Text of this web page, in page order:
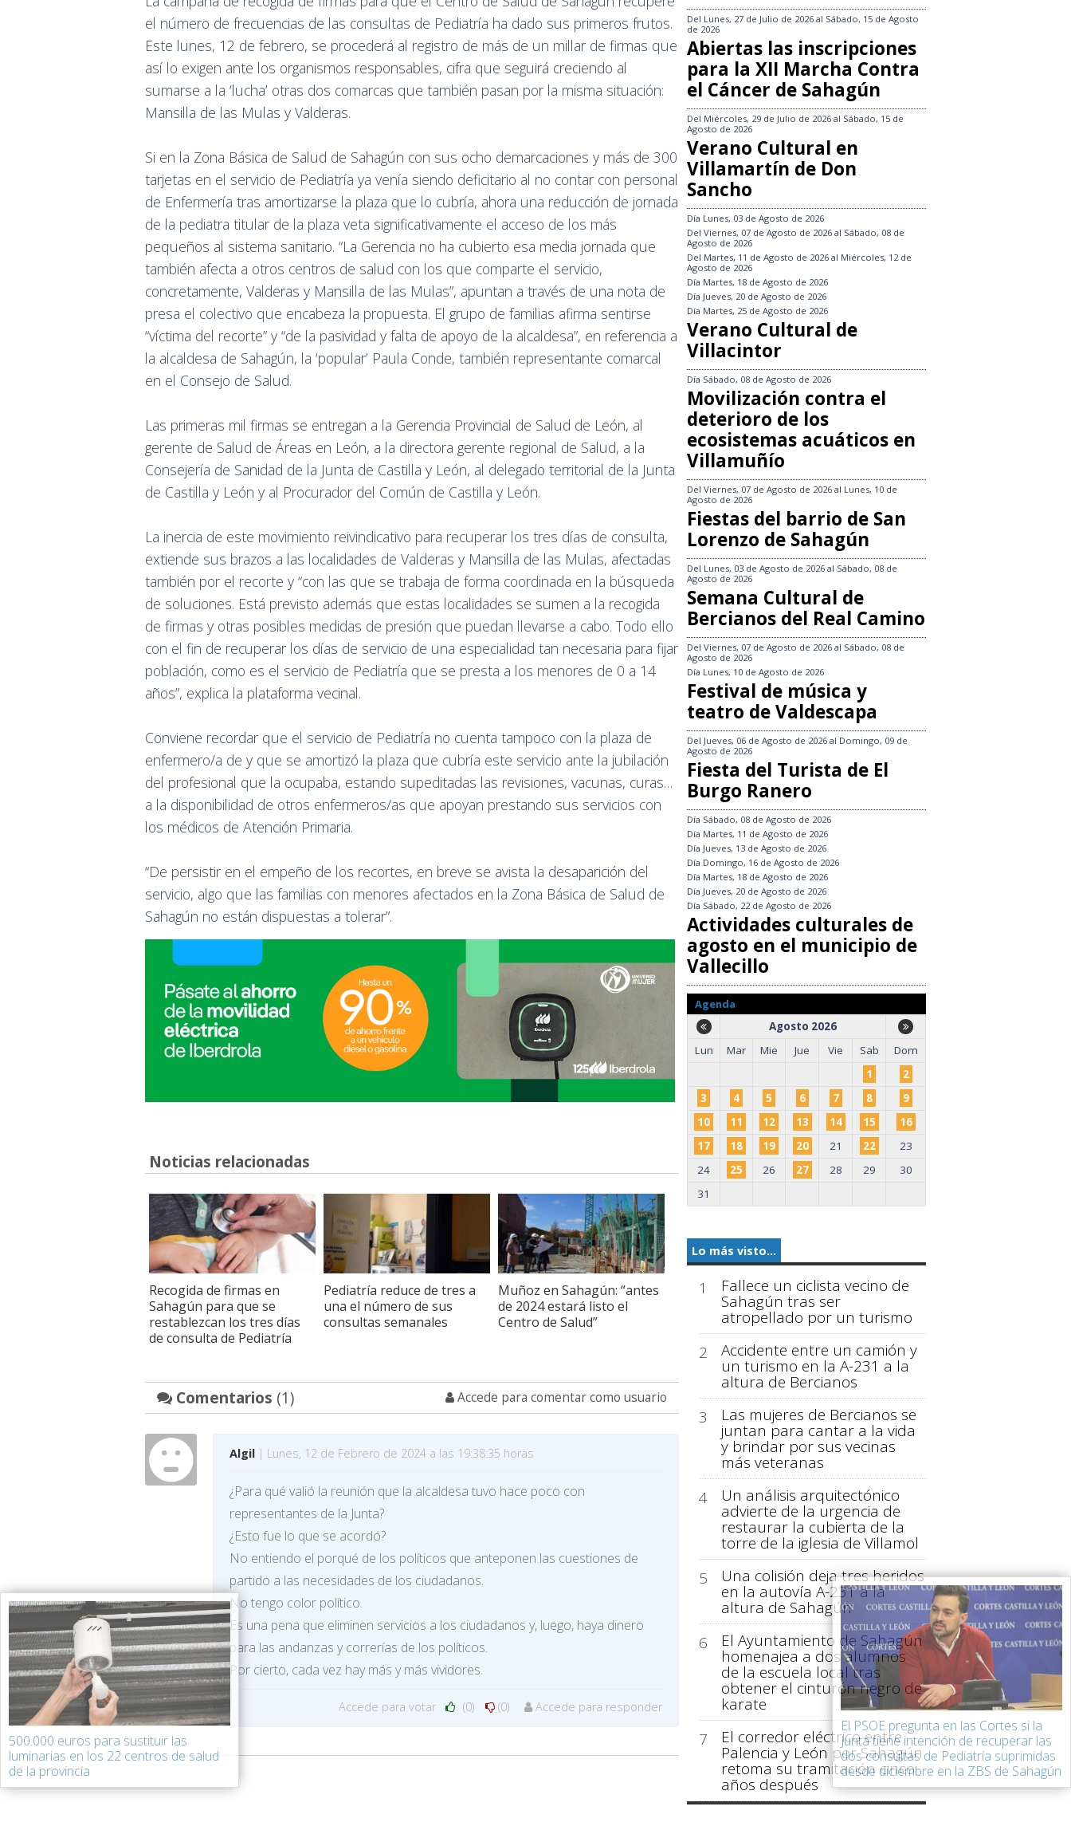
el número de frecuencias de las consultas de Pediatría ha dado sus primeros frutos.
Este lunes, 12 de febrero, se procederá al registro de más de un millar de firmas que
así lo exigen ante los organismos responsables, cifra que seguirá creciendo al
sumarse a la ‘lucha’ otras dos comarcas que también pasan por la misma situación:
Mansilla de las Mulas y Valderas.
Si en la Zona Básica de Salud de Sahagún con sus ocho demarcaciones y más de 300
tarjetas en el servicio de Pediatría ya venía siendo deficitario al no contar con personal
de Enfermería tras amortizarse la plaza que lo cubría, ahora una reducción de jornada
de la pediatra titular de la plaza veta significativamente el acceso de los más
pequeños al sistema sanitario. “La Gerencia no ha cubierto esa media jornada que
también afecta a otros centros de salud con los que comparte el servicio,
concretamente, Valderas y Mansilla de las Mulas”, apuntan a través de una nota de
presa el colectivo que encabeza la propuesta. El grupo de familias afirma sentirse
“víctima del recorte” y “de la pasividad y falta de apoyo de la alcaldesa”, en referencia a
la alcaldesa de Sahagún, la ‘popular’ Paula Conde, también representante comarcal
en el Consejo de Salud.
Las primeras mil firmas se entregan a la Gerencia Provincial de Salud de León, al
gerente de Salud de Áreas en León, a la directora gerente regional de Salud, a la
Consejería de Sanidad de la Junta de Castilla y León, al delegado territorial de la Junta
de Castilla y León y al Procurador del Común de Castilla y León.
La inercia de este movimiento reivindicativo para recuperar los tres días de consulta,
extiende sus brazos a las localidades de Valderas y Mansilla de las Mulas, afectadas
también por el recorte y “con las que se trabaja de forma coordinada en la búsqueda
de soluciones. Está previsto además que estas localidades se sumen a la recogida
de firmas y otras posibles medidas de presión que puedan llevarse a cabo. Todo ello
con el fin de recuperar los días de servicio de una especialidad tan necesaria para fijar
población, como es el servicio de Pediatría que se presta a los menores de 0 a 14
años”, explica la plataforma vecinal.
Conviene recordar que el servicio de Pediatría no cuenta tampoco con la plaza de
enfermero/a de y que se amortizó la plaza que cubría este servicio ante la jubilación
del profesional que la ocupaba, estando supeditadas las revisiones, vacunas, curas…
a la disponibilidad de otros enfermeros/as que apoyan prestando sus servicios con
los médicos de Atención Primaria.
“De persistir en el empeño de los recortes, en breve se avista la desaparición del
servicio, algo que las familias con menores afectados en la Zona Básica de Salud de
Sahagún no están dispuestas a tolerar”.
Noticias relacionadas
Recogida de firmas en
Sahagún para que se
restablezcan los tres días
de consulta de Pediatría
Pediatría reduce de tres a
una el número de sus
consultas semanales
Muñoz en Sahagún: “antes
de 2024 estará listo el
Centro de Salud”
Comentarios (1) Accede para comentar como usuario
Algil | Lunes, 12 de Febrero de 2024 a las 19:38:35 horas
¿Para qué valió la reunión que la alcaldesa tuvo hace poco con
representantes de la Junta?
¿Esto fue lo que se acordó?
No entiendo el porqué de los políticos que anteponen las cuestiones de
partido a las necesidades de los ciudadanos.
No tengo color político.
Es una pena que eliminen servicios a los ciudadanos y, luego, haya dinero
para las andanzas y correrías de los políticos.
Por cierto, cada vez hay más y más vividores.
Accede para votar (0) (0) Accede para responder
Del Lunes, 27 de Julio de 2026 al Sábado, 15 de Agosto
de 2026
Abiertas las inscripciones
para la XII Marcha Contra
el Cáncer de Sahagún
Del Miércoles, 29 de Julio de 2026 al Sábado, 15 de
Agosto de 2026
Verano Cultural en
Villamartín de Don
Sancho
Día Lunes, 03 de Agosto de 2026
Del Viernes, 07 de Agosto de 2026 al Sábado, 08 de
Agosto de 2026
Del Martes, 11 de Agosto de 2026 al Miércoles, 12 de
Agosto de 2026
Día Martes, 18 de Agosto de 2026
Día Jueves, 20 de Agosto de 2026
Día Martes, 25 de Agosto de 2026
Verano Cultural de
Villacintor
Día Sábado, 08 de Agosto de 2026
Movilización contra el
deterioro de los
ecosistemas acuáticos en
Villamuñío
Del Viernes, 07 de Agosto de 2026 al Lunes, 10 de
Agosto de 2026
Fiestas del barrio de San
Lorenzo de Sahagún
Del Lunes, 03 de Agosto de 2026 al Sábado, 08 de
Agosto de 2026
Semana Cultural de
Bercianos del Real Camino
Del Viernes, 07 de Agosto de 2026 al Sábado, 08 de
Agosto de 2026
Día Lunes, 10 de Agosto de 2026
Festival de música y
teatro de Valdescapa
Del Jueves, 06 de Agosto de 2026 al Domingo, 09 de
Agosto de 2026
Fiesta del Turista de El
Burgo Ranero
Día Sábado, 08 de Agosto de 2026
Día Martes, 11 de Agosto de 2026
Día Jueves, 13 de Agosto de 2026
Día Domingo, 16 de Agosto de 2026
Día Martes, 18 de Agosto de 2026
Día Jueves, 20 de Agosto de 2026
Día Sábado, 22 de Agosto de 2026
Actividades culturales de
agosto en el municipio de
Vallecillo
Agenda
Agosto 2026
Lun
Mar Mie Jue Vie Sab
Dom
1
2
3
4 5 6 7 8
9
10
11 12 13 14 15
16
17
18 19 20 21 22
23
24
25 26 27 28 29
30
31
Lo más visto...
1 Fallece un ciclista vecino de
Sahagún tras ser
atropellado por un turismo
2
Accidente entre un camión y
un turismo en la A-231 a la
altura de Bercianos
3
Las mujeres de Bercianos se
juntan para cantar a la vida
y brindar por sus vecinas
más veteranas
4
Un análisis arquitectónico
advierte de la urgencia de
restaurar la cubierta de la
torre de la iglesia de Villamol
5
Una colisión deja tres heridos
en la autovía A-231 a la
altura de Sahagún
6
El Ayuntamiento de Sahagún
homenajea a dos alumnos
de la escuela local tras
obtener el cinturón negro de
karate
7
El corredor eléctrico entre
Palencia y León por Sahagún
retoma su tramitación cinco
años después
500.000 euros para sustituir las
luminarias en los 22 centros de salud
de la provincia
El PSOE pregunta en las Cortes si la
Junta tiene intención de recuperar las
dos consultas de Pediatría suprimidas
desde diciembre en la ZBS de Sahagún